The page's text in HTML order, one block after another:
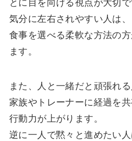
とに目を向ける視点が大切で
気分に左右されやすい人は
食事を選べる柔軟な方法の
ます。
また、人と一緒だと頑張れる
家族やトレーナーに経過を
行動力が上がります。
逆に一人で黙々と進めたい